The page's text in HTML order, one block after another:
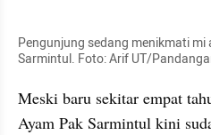
Pengunjung sedang menikmati
Sarmintul. Foto: Arif UT/
Meski baru sekitar empat
Ayam Pak Sarmintul kini